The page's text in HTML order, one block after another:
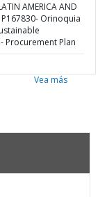
AMERICA AND
P167830- Orinoquia
Procurement Plan
Vea más